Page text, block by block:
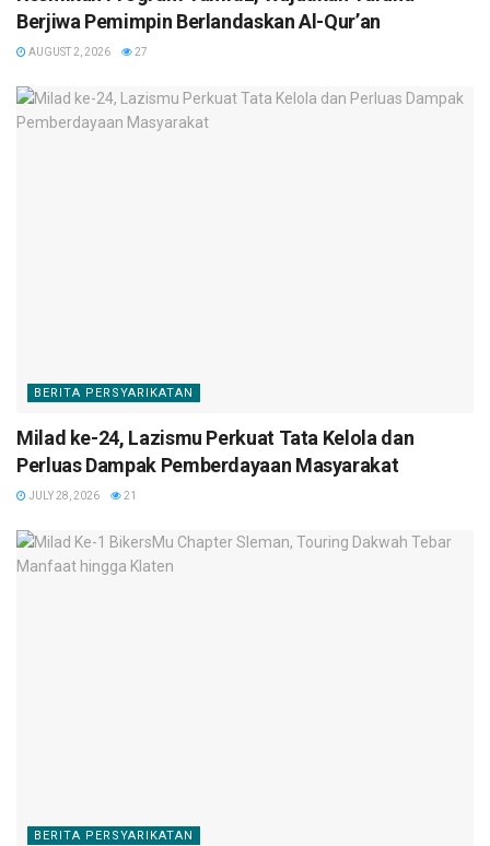
Berjiwa Pemimpin Berlandaskan Al-Qur’an
AUGUST 2, 2026 27
BERITA PERSYARIKATAN
Milad ke-24, Lazismu Perkuat Tata Kelola dan
Perluas Dampak Pemberdayaan Masyarakat
JULY 28, 2026 21
BERITA PERSYARIKATAN